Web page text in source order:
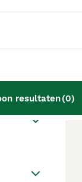
resultaten(0)